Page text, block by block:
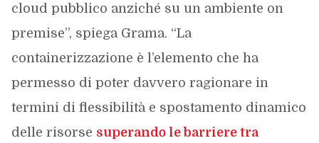
cloud pubblico anziché su un ambiente on
premise”, spiega Grama. “La
containerizzazione è l’elemento che ha
permesso di poter davvero ragionare in
termini di flessibilità e spostamento dinamico
delle risorse superando le barriere tra